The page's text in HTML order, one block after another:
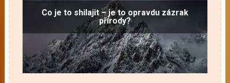
Co je to shilajit – je to opravdu zázrak
přírody?